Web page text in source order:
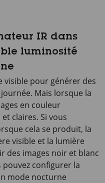
IR dans
luminosité
visible pour générer des
Mais lorsque la
en couleur
claires. Si vous
cela se produit, la
visible et la lumière
des images noir et blanc
pouvez configurer la
mode nocturne